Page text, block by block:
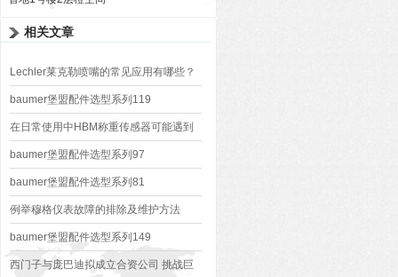
相关文章
Lechler莱克勒喷嘴的常见应用有哪些？
baumer堡盟配件选型系列119
在日常使用中HBM称重传感器可能遇到
的情况及处理
baumer堡盟配件选型系列97
baumer堡盟配件选型系列81
例举穆格仪表故障的排除及维护方法
baumer堡盟配件选型系列149
西门子与庞巴迪拟成立合资公司 挑战巨